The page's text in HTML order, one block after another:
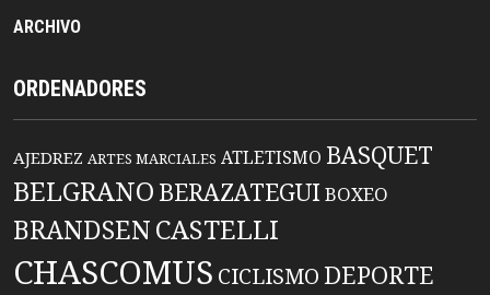
ARCHIVO
ORDENADORES
AJEDREZ ARTES MARCIALES ATLETISMO BASQUET
BELGRANO BERAZATEGUIBOXEO
BRANDSENCASTELLI
CHASCOMUS CICLISMO DEPORTE